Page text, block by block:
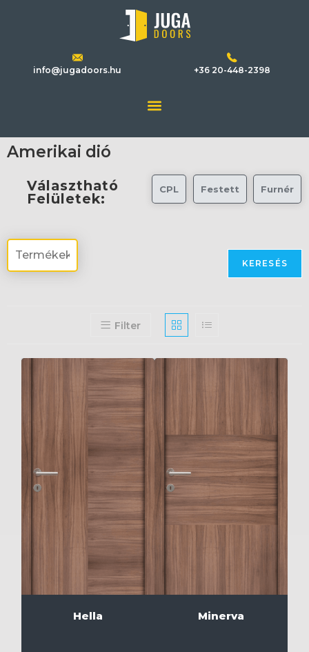
info@jugadoors.hu +36 20-448-2398
Amerikai dió
Választható
Felületek:
CPL Festett Furnér
KERESÉS
Filter
Hella Minerva